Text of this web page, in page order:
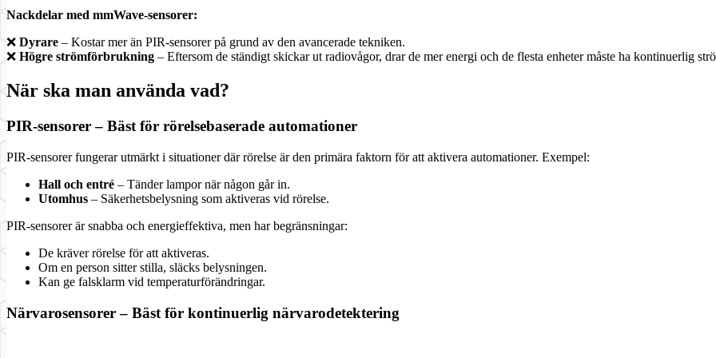
Nackdelar med mmWave-sensorer:
❌ Dyrare – Kostar mer än PIR-sensorer på grund av den avancerade tekniken.
❌ Högre strömförbrukning – Eftersom de ständigt skickar ut radiovågor, drar de mer energi och de flesta enheter måste ha kontinuerlig
När ska man använda vad?
PIR-sensorer – Bäst för rörelsebaserade automationer
PIR-sensorer fungerar utmärkt i situationer där rörelse är den primära faktorn för att aktivera automationer. Exempel:
Hall och entré – Tänder lampor när någon går in.
Utomhus – Säkerhetsbelysning som aktiveras vid rörelse.
PIR-sensorer är snabba och energieffektiva, men har begränsningar:
De kräver rörelse för att aktiveras.
Om en person sitter stilla, släcks belysningen.
Kan ge falsklarm vid temperaturförändringar.
Närvarosensorer – Bäst för kontinuerlig närvarodetektering